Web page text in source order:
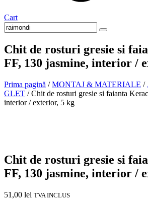
Cart
Chit de rosturi gresie si
FF, 130 jasmine, interior /
Prima pagină /MONTAJ & MATERIALE /
GLET / Chit de rosturi gresie si faianta
interior / exterior, 5 kg
Chit de rosturi gresie si
FF, 130 jasmine, interior /
51,00 lei TVA INCLUS